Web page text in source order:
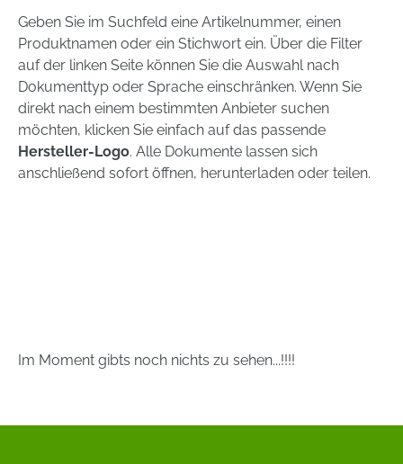
Geben Sie im Suchfeld eine Artikelnummer, einen
Produktnamen oder ein Stichwort ein. Über die Filter
auf der linken Seite können Sie die Auswahl nach
Dokumenttyp oder Sprache einschränken. Wenn Sie
direkt nach einem bestimmten Anbieter suchen
möchten, klicken Sie einfach auf das passende
Hersteller-Logo. Alle Dokumente lassen sich
anschließend sofort öffnen, herunterladen oder teilen.
Im Moment gibts noch nichts zu sehen...!!!!